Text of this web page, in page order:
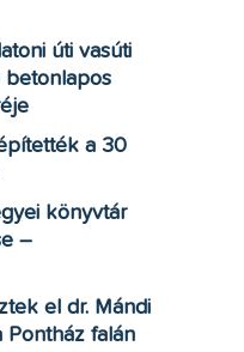
úti vasúti
a 30
könyvtár
–
el dr. Mándi
Pontház falán